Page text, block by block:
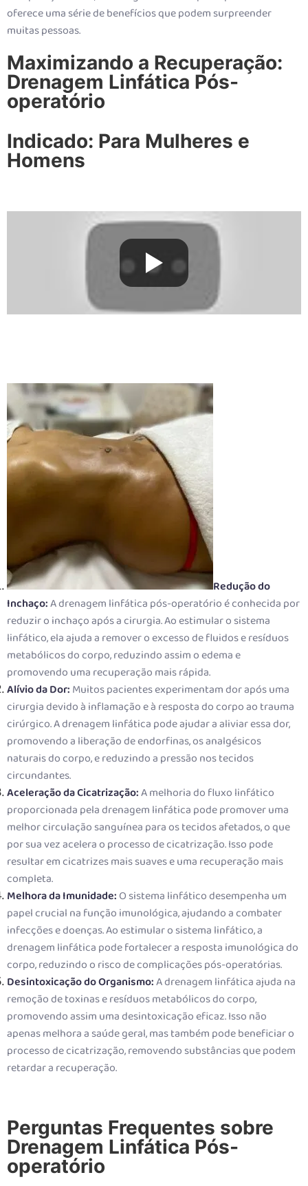
oferece uma série de benefícios que podem surpreender
muitas pessoas.
Maximizando a Recuperação:
Drenagem Linfática Pós-
operatório
Indicado: Para Mulheres e
Homens
Redução do
Inchaço:A drenagem linfática pós-operatório é conhecida por
reduzir o inchaço após a cirurgia. Ao estimular o sistema
linfático, ela ajuda a remover o excesso de fluidos e resíduos
metabólicos do corpo, reduzindo assim o edema e
promovendo uma recuperação mais rápida.
Alívio da Dor: Muitos pacientes experimentam dor após uma
cirurgia devido à inflamação e à resposta do corpo ao trauma
cirúrgico. A drenagem linfática pode ajudar a aliviar essa dor,
promovendo a liberação de endorfinas, os analgésicos
naturais do corpo, e reduzindo a pressão nos tecidos
circundantes.
Aceleração da Cicatrização:A melhoria do fluxo linfático
proporcionada pela drenagem linfática pode promover uma
melhor circulação sanguínea para os tecidos afetados, o que
por sua vez acelera o processo de cicatrização. Isso pode
resultar em cicatrizes mais suaves e uma recuperação mais
completa.
Melhora da Imunidade: O sistema linfático desempenha um
papel crucial na função imunológica, ajudando a combater
infecções e doenças. Ao estimular o sistema linfático, a
drenagem linfática pode fortalecer a resposta imunológica do
corpo, reduzindo o risco de complicações pós-operatórias.
Desintoxicação do Organismo:A drenagem linfática ajuda na
remoção de toxinas e resíduos metabólicos do corpo,
promovendo assim uma desintoxicação eficaz. Isso não
apenas melhora a saúde geral, mas também pode beneficiar o
processo de cicatrização, removendo substâncias que podem
retardar a recuperação.
Perguntas Frequentes sobre
Drenagem Linfática Pós-
operatório